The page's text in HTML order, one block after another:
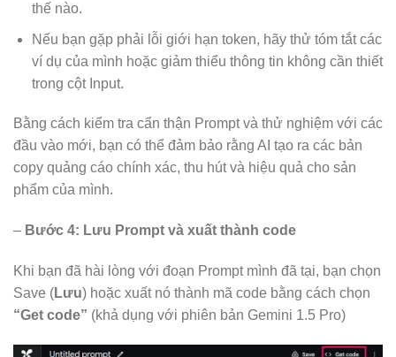
thế nào.
Nếu bạn gặp phải lỗi giới hạn token, hãy thử tóm tắt các
ví dụ của mình hoặc giảm thiểu thông tin không cần thiết
trong cột Input.
Bằng cách kiểm tra cẩn thận Prompt và thử nghiệm với các
đầu vào mới, bạn có thể đảm bảo rằng AI tạo ra các bản
copy quảng cáo chính xác, thu hút và hiệu quả cho sản
phẩm của mình.
– Bước 4: Lưu Prompt và xuất thành code
Khi bạn đã hài lòng với đoạn Prompt mình đã tại, bạn chọn
Save (Lưu) hoặc xuất nó thành mã code bằng cách chọn
“Get code” (khả dụng với phiên bản Gemini 1.5 Pro)